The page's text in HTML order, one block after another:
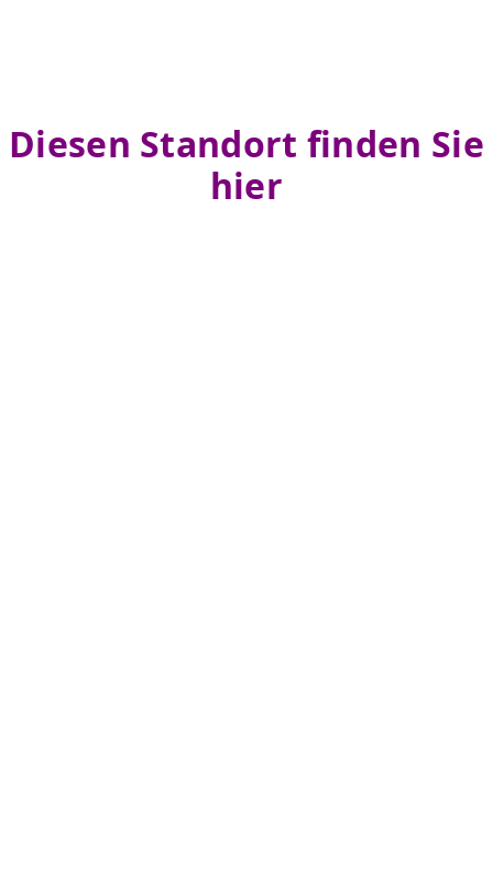
Diesen Standort finden Sie
hier